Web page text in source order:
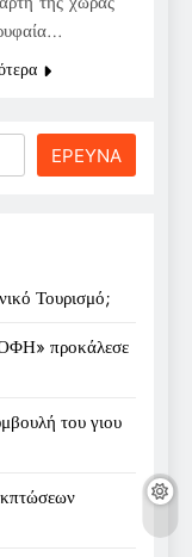
ΕΡΕΥΝΑ
Τουρισμό;
προκάλεσε
του γιου